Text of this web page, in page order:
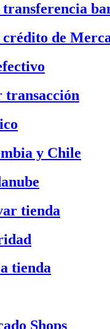
transferencia
de
transacción
y Chile
tienda
tienda
Shops